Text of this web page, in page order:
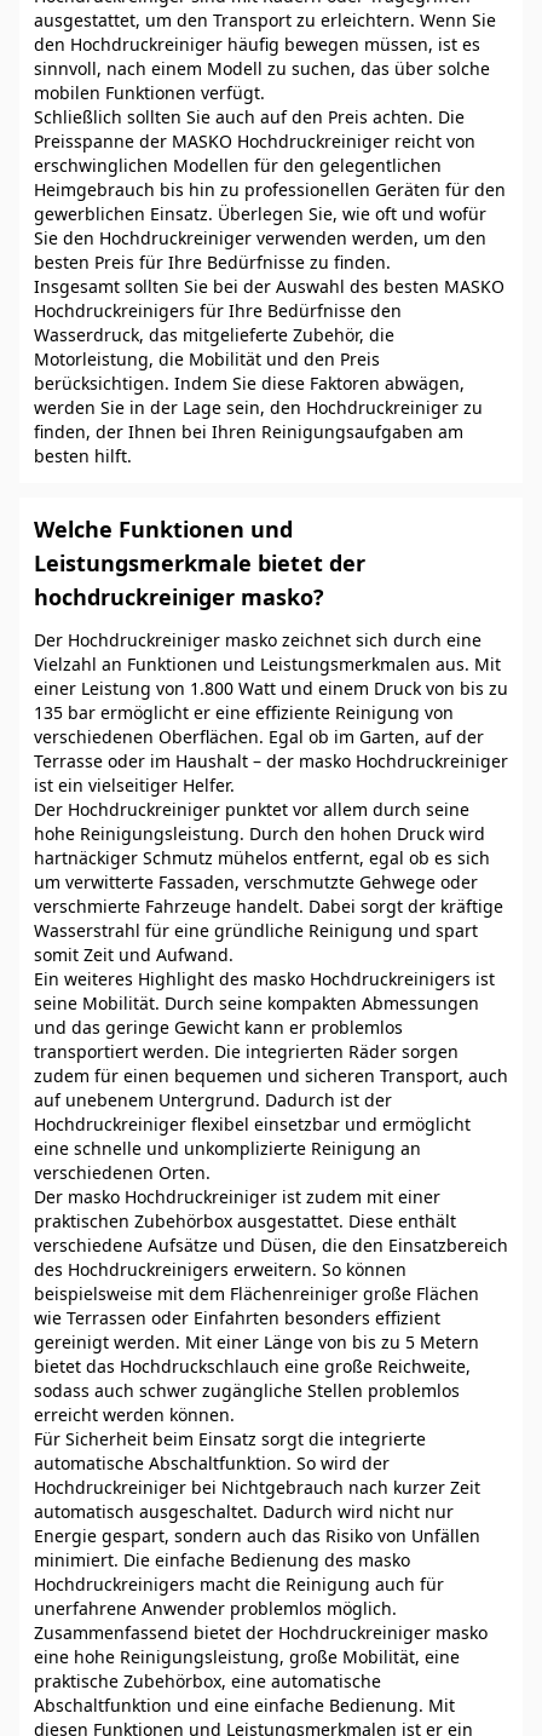
ausgestattet, um den Transport zu erleichtern. Wenn Sie
den Hochdruckreiniger häufig bewegen müssen, ist es
sinnvoll, nach einem Modell zu suchen, das über solche
mobilen Funktionen verfügt.
Schließlich sollten Sie auch auf den Preis achten. Die
Preisspanne der MASKO Hochdruckreiniger reicht von
erschwinglichen Modellen für den gelegentlichen
Heimgebrauch bis hin zu professionellen Geräten für den
gewerblichen Einsatz. Überlegen Sie, wie oft und wofür
Sie den Hochdruckreiniger verwenden werden, um den
besten Preis für Ihre Bedürfnisse zu finden.
Insgesamt sollten Sie bei der Auswahl des besten MASKO
Hochdruckreinigers für Ihre Bedürfnisse den
Wasserdruck, das mitgelieferte Zubehör, die
Motorleistung, die Mobilität und den Preis
berücksichtigen. Indem Sie diese Faktoren abwägen,
werden Sie in der Lage sein, den Hochdruckreiniger zu
finden, der Ihnen bei Ihren Reinigungsaufgaben am
besten hilft.
Welche Funktionen und
Leistungsmerkmale bietet der
hochdruckreiniger masko?
Der Hochdruckreiniger masko zeichnet sich durch eine
Vielzahl an Funktionen und Leistungsmerkmalen aus. Mit
einer Leistung von 1.800 Watt und einem Druck von bis zu
135 bar ermöglicht er eine effiziente Reinigung von
verschiedenen Oberflächen. Egal ob im Garten, auf der
Terrasse oder im Haushalt – der masko Hochdruckreiniger
ist ein vielseitiger Helfer.
Der Hochdruckreiniger punktet vor allem durch seine
hohe Reinigungsleistung. Durch den hohen Druck wird
hartnäckiger Schmutz mühelos entfernt, egal ob es sich
um verwitterte Fassaden, verschmutzte Gehwege oder
verschmierte Fahrzeuge handelt. Dabei sorgt der kräftige
Wasserstrahl für eine gründliche Reinigung und spart
somit Zeit und Aufwand.
Ein weiteres Highlight des masko Hochdruckreinigers ist
seine Mobilität. Durch seine kompakten Abmessungen
und das geringe Gewicht kann er problemlos
transportiert werden. Die integrierten Räder sorgen
zudem für einen bequemen und sicheren Transport, auch
auf unebenem Untergrund. Dadurch ist der
Hochdruckreiniger flexibel einsetzbar und ermöglicht
eine schnelle und unkomplizierte Reinigung an
verschiedenen Orten.
Der masko Hochdruckreiniger ist zudem mit einer
praktischen Zubehörbox ausgestattet. Diese enthält
verschiedene Aufsätze und Düsen, die den Einsatzbereich
des Hochdruckreinigers erweitern. So können
beispielsweise mit dem Flächenreiniger große Flächen
wie Terrassen oder Einfahrten besonders effizient
gereinigt werden. Mit einer Länge von bis zu 5 Metern
bietet das Hochdruckschlauch eine große Reichweite,
sodass auch schwer zugängliche Stellen problemlos
erreicht werden können.
Für Sicherheit beim Einsatz sorgt die integrierte
automatische Abschaltfunktion. So wird der
Hochdruckreiniger bei Nichtgebrauch nach kurzer Zeit
automatisch ausgeschaltet. Dadurch wird nicht nur
Energie gespart, sondern auch das Risiko von Unfällen
minimiert. Die einfache Bedienung des masko
Hochdruckreinigers macht die Reinigung auch für
unerfahrene Anwender problemlos möglich.
Zusammenfassend bietet der Hochdruckreiniger masko
eine hohe Reinigungsleistung, große Mobilität, eine
praktische Zubehörbox, eine automatische
Abschaltfunktion und eine einfache Bedienung. Mit
diesen Funktionen und Leistungsmerkmalen ist er ein